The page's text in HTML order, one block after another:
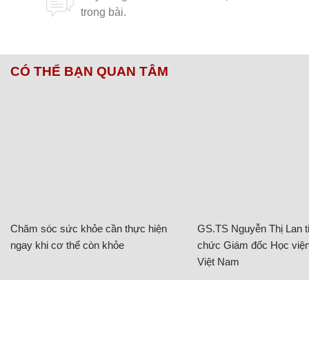
CÓ THỂ BẠN QUAN TÂM
Chăm sóc sức khỏe cần thực hiện
ngay khi cơ thể còn khỏe
GS.TS Nguyễn Thị Lan
chức Giám đốc Học
Việt Nam